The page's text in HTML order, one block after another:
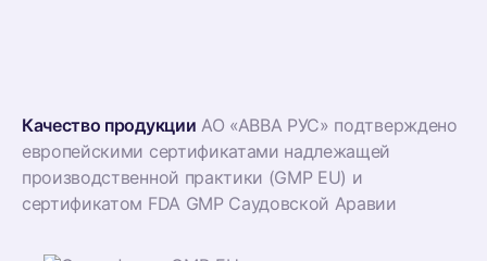
Качество продукции АО «АВВА РУС» подтверждено
европейскими сертификатами надлежащей
производственной практики (GMP EU) и
сертификатом FDA GMP Саудовской Аравии